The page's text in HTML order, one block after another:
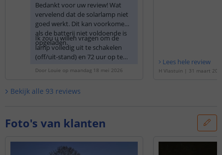
deelset van 8 stuks'
Bedankt voor uw review! Wat
vervelend dat de solarlamp niet
goed werkt. Dit kan voorkomen
als de batterij niet voldoende is
opgeladen.
Ik zou u willen vragen om de
lamp volledig uit te schakelen
(off/uit-stand) en 72 uur op te
zon, zodat deze volledig
belangrijk dat het solar paneel
zichtbaar zijn. Hierdoor krijgt de
weer al tevoren gaan branden.
Door Louie op maandag 18 mei 2026
Lees hele review
H Vlastuin | 31 maart
Bekijk alle 93 reviews
Foto's van klanten